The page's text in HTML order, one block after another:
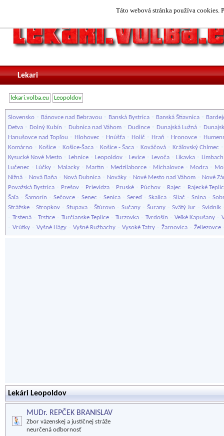
Táto webová stránka používa cookies.
Lekari
lekari.volba.eu Leopoldov
Slovensko - Bánovce nad Bebravou - Banská Bystrica - Banská Štiavnica -
Detva - Dolný Kubín - Dubnica nad Váhom - Dudince - Dunajská Lužná -
Hanušovce nad Topľou - Hlohovec - Hnúšťa - Holíč - Hraň - Hronovce -
Komárno - Košice - Košice-Šaca - Košice - Šaca - Kováčová - Kráľovský Chlmec
Kysucké Nové Mesto - Lehnice - Leopoldov - Levice - Levoča - Likavka - Limbach
Lučenec - Lúčky - Malacky - Martin - Medzilaborce - Michalovce - Modra -
Nižná - Nová Baňa - Nová Dubnica - Nováky - Nové Mesto nad Váhom - Nové
Považská Bystrica - Prešov - Prievidza - Pruské - Púchov - Rajec - Rajecké
Šaľa - Šamorín - Sečovce - Senec - Senica - Sereď- Skalica - Sliač - Snina -
Strážske - Stropkov - Stupava - Štúrovo - Sučany - Šurany - Svätý Jur - Svidník
- Trstená - Trstice - Turčianske Teplice - Turzovka - Tvrdošín - Veľké Kapušany -
- Vrútky - Vyšné Hágy - Vyšné Ružbachy - Vysoké Tatry - Žarnovica - Želiezovce
Lekári Leopoldov
MUDr. REPČEK BRANISLAV
Zbor väzenskej a justičnej stráže
neurčená odbornosť